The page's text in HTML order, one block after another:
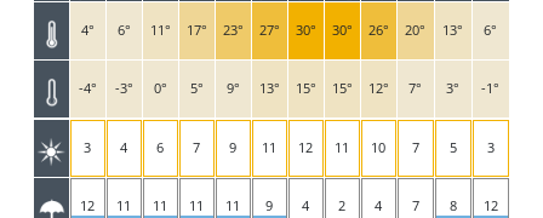
4° 6° 11° 17° 23° 27° 30° 30° 26° 20° 13° 6°
-4° -3° 0° 5° 9° 13° 15° 15° 12° 7° 3° -1°
3 4 6 7 9 11 12 11 10 7 5 3
12 11 11 11 11 9 4 2 4 7 8 12